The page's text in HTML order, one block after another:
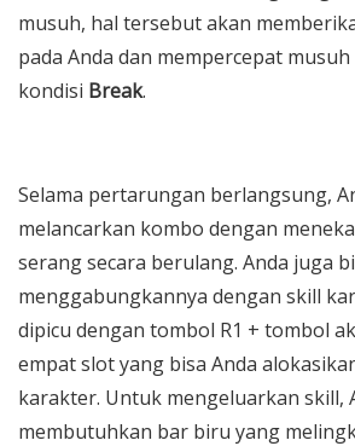
musuh, hal tersebut akan
pada Anda dan mempercepat
kondisi Break.
Selama pertarungan berlangsung,
melancarkan kombo dengan
serang secara berulang. Anda juga
menggabungkannya dengan skill
dipicu dengan tombol R1 + tombol
empat slot yang bisa Anda
karakter. Untuk mengeluarkan skill,
membutuhkan bar biru yang